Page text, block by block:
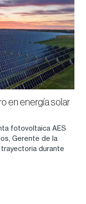
en energía solar
fotovoltaica AES
Gerente de la
durante